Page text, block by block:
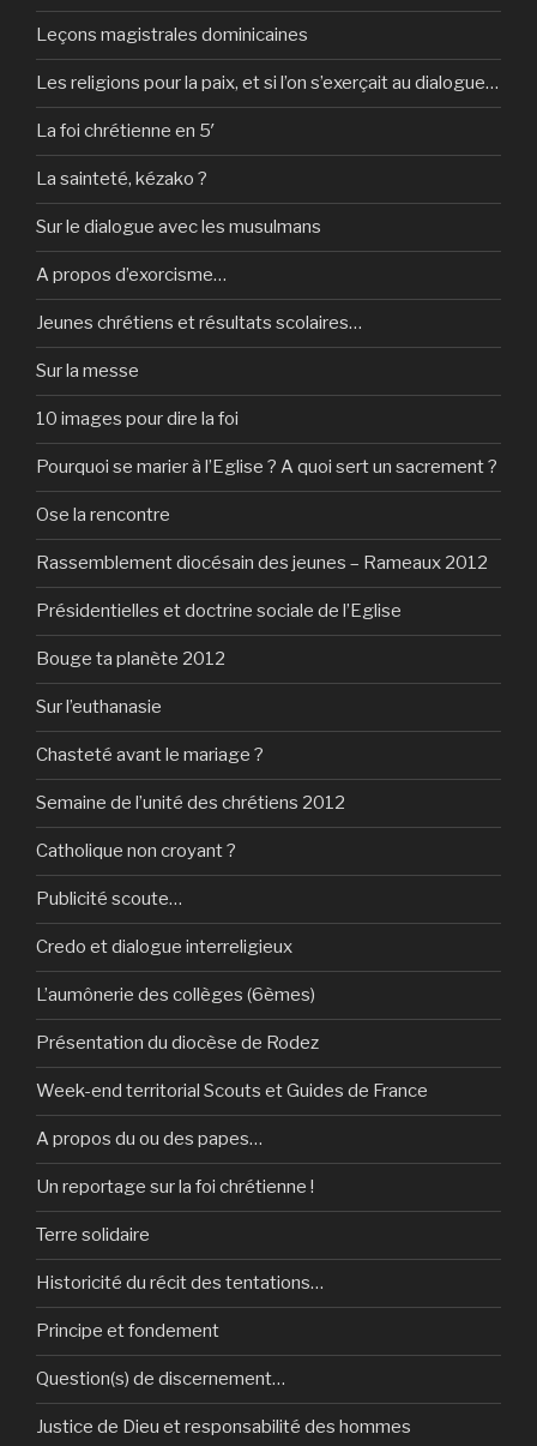
Leçons magistrales dominicaines
Les religions pour la paix, et si l’on s’exerçait au dialogue…
La foi chrétienne en 5′
La sainteté, kézako ?
Sur le dialogue avec les musulmans
A propos d’exorcisme…
Jeunes chrétiens et résultats scolaires…
Sur la messe
10 images pour dire la foi
Pourquoi se marier à l’Eglise ? A quoi sert un sacrement ?
Ose la rencontre
Rassemblement diocésain des jeunes – Rameaux 2012
Présidentielles et doctrine sociale de l’Eglise
Bouge ta planète 2012
Sur l’euthanasie
Chasteté avant le mariage ?
Semaine de l’unité des chrétiens 2012
Catholique non croyant ?
Publicité scoute…
Credo et dialogue interreligieux
L’aumônerie des collèges (6èmes)
Présentation du diocèse de Rodez
Week-end territorial Scouts et Guides de France
A propos du ou des papes…
Un reportage sur la foi chrétienne !
Terre solidaire
Historicité du récit des tentations…
Principe et fondement
Question(s) de discernement…
Justice de Dieu et responsabilité des hommes